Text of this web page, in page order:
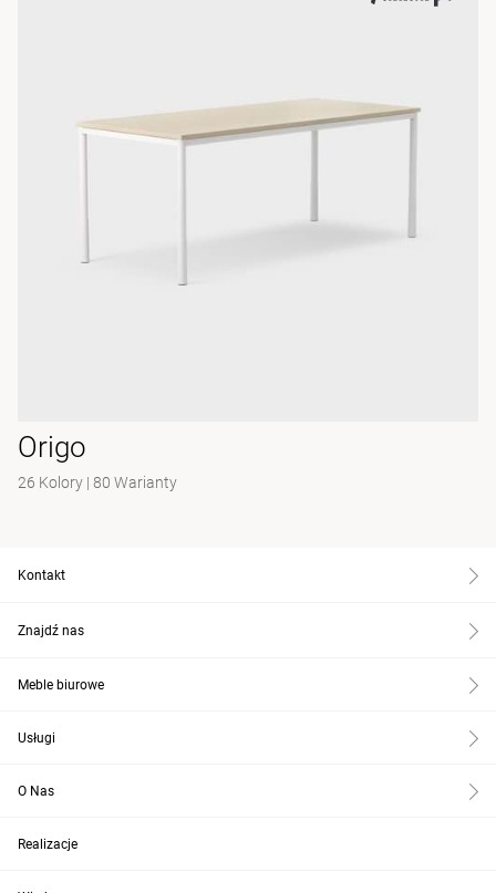
Origo
26 Kolory | 80 Warianty
Kontakt
Znajdź nas
Meble biurowe
Usługi
O Nas
Realizacje